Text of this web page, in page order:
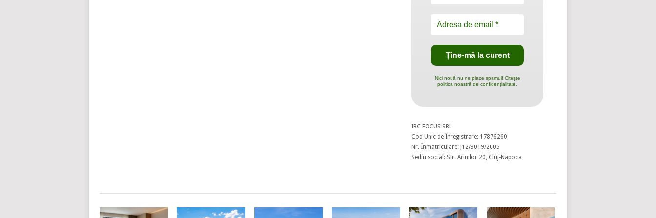
Nici nouă nu ne place spamul! Citește
politica noastră de confidențialitate.
IBC FOCUS SRL
Cod Unic de Înregistrare: 17876260
Nr. Înmatriculare: J12/3019/2005
Sediu social: Str. Arinilor 20, Cluj-Napoca